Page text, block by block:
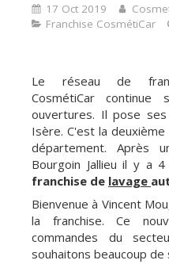
17 Oct 2019
Franchise CosmétiCar
Le réseau de
CosmétiCar
ouvertures. Il pose
Isère. C'est la
département. Après
Bourgoin Jallieu il y a
franchise de lavage
Bienvenue à Vincent
la franchise. Ce
commandes du
souhaitons beaucoup de